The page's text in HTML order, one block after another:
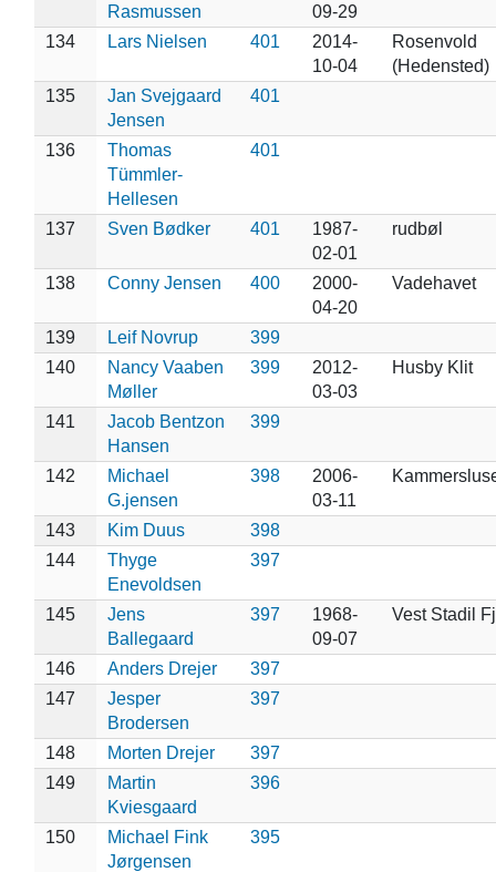
Rasmussen
09-29
134 Lars Nielsen 401
2014-
10-04
Rosenvold
(Hedensted)
135
Jan Svejgaard
Jensen
401
136
Thomas
Tümmler-
Hellesen
401
137 Sven Bødker 401
1987-
02-01
rudbøl
138 Conny Jensen 400
2000-
04-20
Vadehavet
139 Leif Novrup
399
140
Nancy Vaaben
Møller
399
2012-
03-03
Husby Klit
141
Jacob Bentzon
Hansen
399
142
Michael
G.jensen
398
2006-
03-11
143 Kim Duus
398
144
Thyge
Enevoldsen
397
145
Jens
Ballegaard
397
1968-
09-07
Vest Stadil
146 Anders Drejer
397
147
Jesper
Brodersen
397
148 Morten Drejer
397
149
Martin
Kviesgaard
396
150
Michael Fink
Jørgensen
395